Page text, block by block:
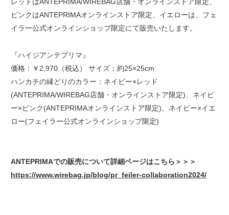
ピンクはANTEPRIMAオンラインストア限定、イエローは、フェ
イラー公式オンラインショップ限定にて販売いたします。
『ハイジアンテプリマ』
価格：￥2,970（税込） サイズ：約25×25cm
ハンカチの縁どりのカラー：ネイビー×レッド
(ANTEPRIMA/WIREBAG店舗・オンラインストア限定)、ネイビ
ー×ピンク(ANTEPRIMAオンラインストア限定)、ネイビー×イエ
ロー(フェイラー公式オンラインショップ限定)
ANTEPRIMAでの販売について詳細ページはこちら＞＞＞
https://www.wirebag.jp/blog/pr_feiler-collaboration2024/